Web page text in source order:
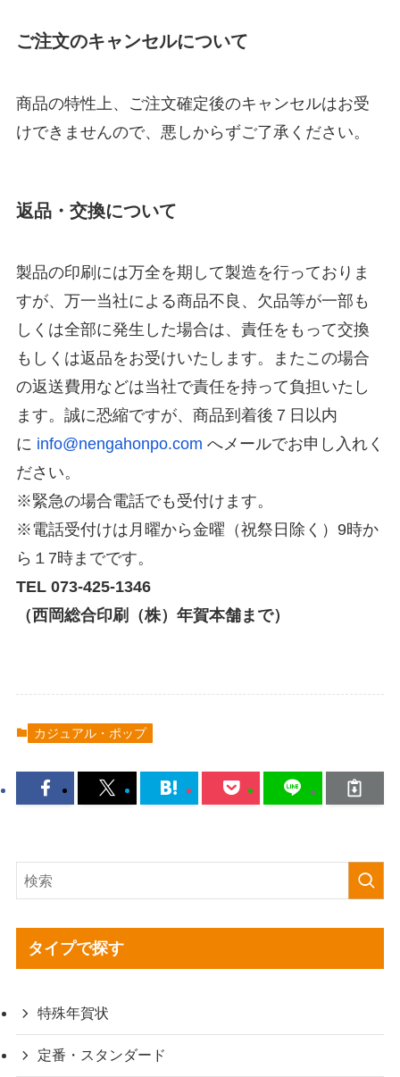
ご注文のキャンセルについて
商品の特性上、ご注文確定後のキャンセルはお受
けできませんので、悪しからずご了承ください。
返品・交換について
製品の印刷には万全を期して製造を行っておりま
すが、万一当社による商品不良、欠品等が一部も
しくは全部に発生した場合は、責任をもって交換
もしくは返品をお受けいたします。またこの場合
の返送費用などは当社で責任を持って負担いたし
ます。誠に恐縮ですが、商品到着後７日以内
に info@nengahonpo.com へメールでお申し入れく
ださい。
※緊急の場合電話でも受付けます。
※電話受付けは月曜から金曜（祝祭日除く）9時か
ら１7時までです。
TEL 073-425-1346
（西岡総合印刷（株）年賀本舗まで）
カジュアル・ポップ
タイプで探す
特殊年賀状
定番・スタンダード